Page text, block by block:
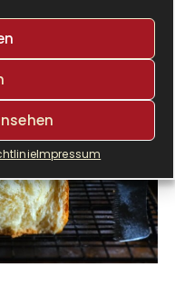
Impressum